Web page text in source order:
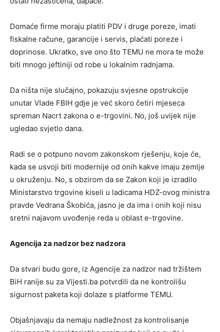
Domaće firme moraju platiti PDV i druge poreze, imati
fiskalne račune, garancije i servis, plaćati poreze i
doprinose. Ukratko, sve ono što TEMU ne mora te može
biti mnogo jeftiniji od robe u lokalnim radnjama.
Da ništa nije slučajno, pokazuju svjesne opstrukcije
unutar Vlade FBIH gdje je već skoro četiri mjeseca
spreman Nacrt zakona o e-trgovini. No, još uvijek nije
ugledao svjetlo dana.
Radi se o potpuno novom zakonskom rješenju, koje će,
kada se usvoji biti modernije od onih kakve imaju zemlje
u okruženju. No, s obzirom da se Zakon koji je izradilo
Ministarstvo trgovine kiseli u ladicama HDZ-ovog ministra
pravde Vedrana Škobića, jasno je da ima i onih koji nisu
sretni najavom uvođenje reda u oblast e-trgovine.
Agencija za nadzor bez nadzora
Da stvari budu gore, iz Agencije za nadzor nad tržištem
BiH ranije su za Vijesti.ba potvrdili da ne kontrolišu
sigurnost paketa koji dolaze s platforme TEMU.
Objašnjavaju da nemaju nadležnost za kontrolisanje